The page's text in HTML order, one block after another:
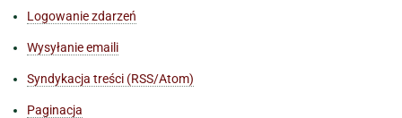
Logowanie zdarzeń
Wysyłanie emaili
Syndykacja treści (RSS/Atom)
Paginacja